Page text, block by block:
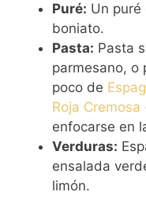
Puré: Un
boniato.
Pasta: Pasta
parmesano, o
poco de
Roja Cremosa
enfocarse en
Verduras:
ensalada
limón.